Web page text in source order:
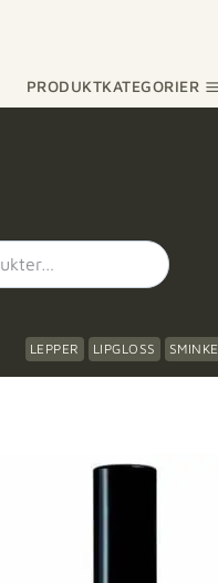
PRODUKTKATEGORIER
LEPPER LIPGLOSS SMINKE